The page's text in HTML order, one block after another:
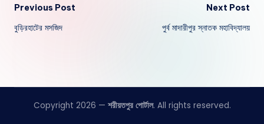
Post
navigation
Previous Post
বুড়িরহাটের মসজিদ
Next Post
পুর্ব মাদারীপুর স্নাতক মহাবিদ্যালয়
Copyright 2026 — শরীয়তপুর পোর্টাল. All rights reserved.